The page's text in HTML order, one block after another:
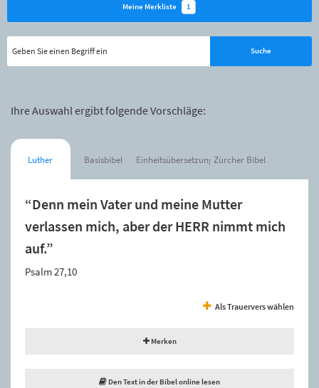
Meine Merkliste 1
Ihre Auswahl ergibt folgende Vorschläge:
Luther Basisbibel Einheitsübersetzung Zürcher Bibel
“Denn mein Vater und meine Mutter
verlassen mich, aber der HERR nimmt mich
auf.”
Psalm 27,10
Als Trauervers wählen
Merken
Den Text in der Bibel online lesen